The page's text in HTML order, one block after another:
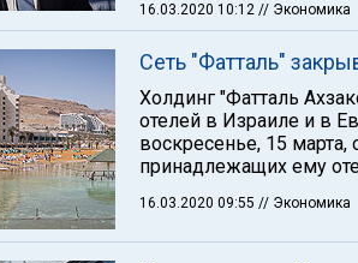
16.03.2020 10:12 // Экономика
Сеть "Фатталь"
Холдинг "Фатталь
отелей в Израиле и в
воскресенье, 15
принадлежащих ему
16.03.2020 09:55 // Экономика